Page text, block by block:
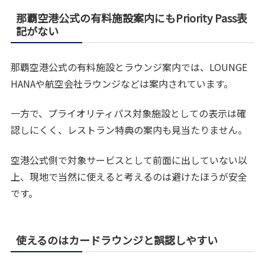
那覇空港公式の有料施設案内にもPriority Pass表
記がない
那覇空港公式の有料施設とラウンジ案内では、LOUNGE
HANAや航空会社ラウンジなどは案内されています。
一方で、プライオリティパス対象施設としての表示は確
認しにくく、レストラン特典の案内も見当たりません。
空港公式側で対象サービスとして前面に出していない以
上、現地で当然に使えると考えるのは避けたほうが安全
です。
使えるのはカードラウンジと誤認しやすい